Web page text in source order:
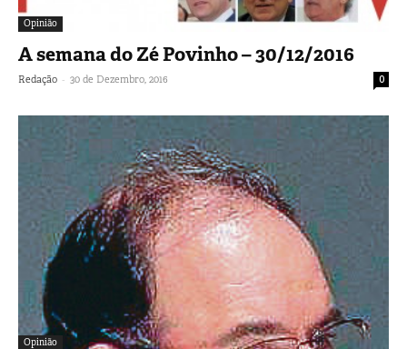
Opinião
A semana do Zé Povinho – 30/12/2016
Redação - 30 de Dezembro, 2016 0
Opinião